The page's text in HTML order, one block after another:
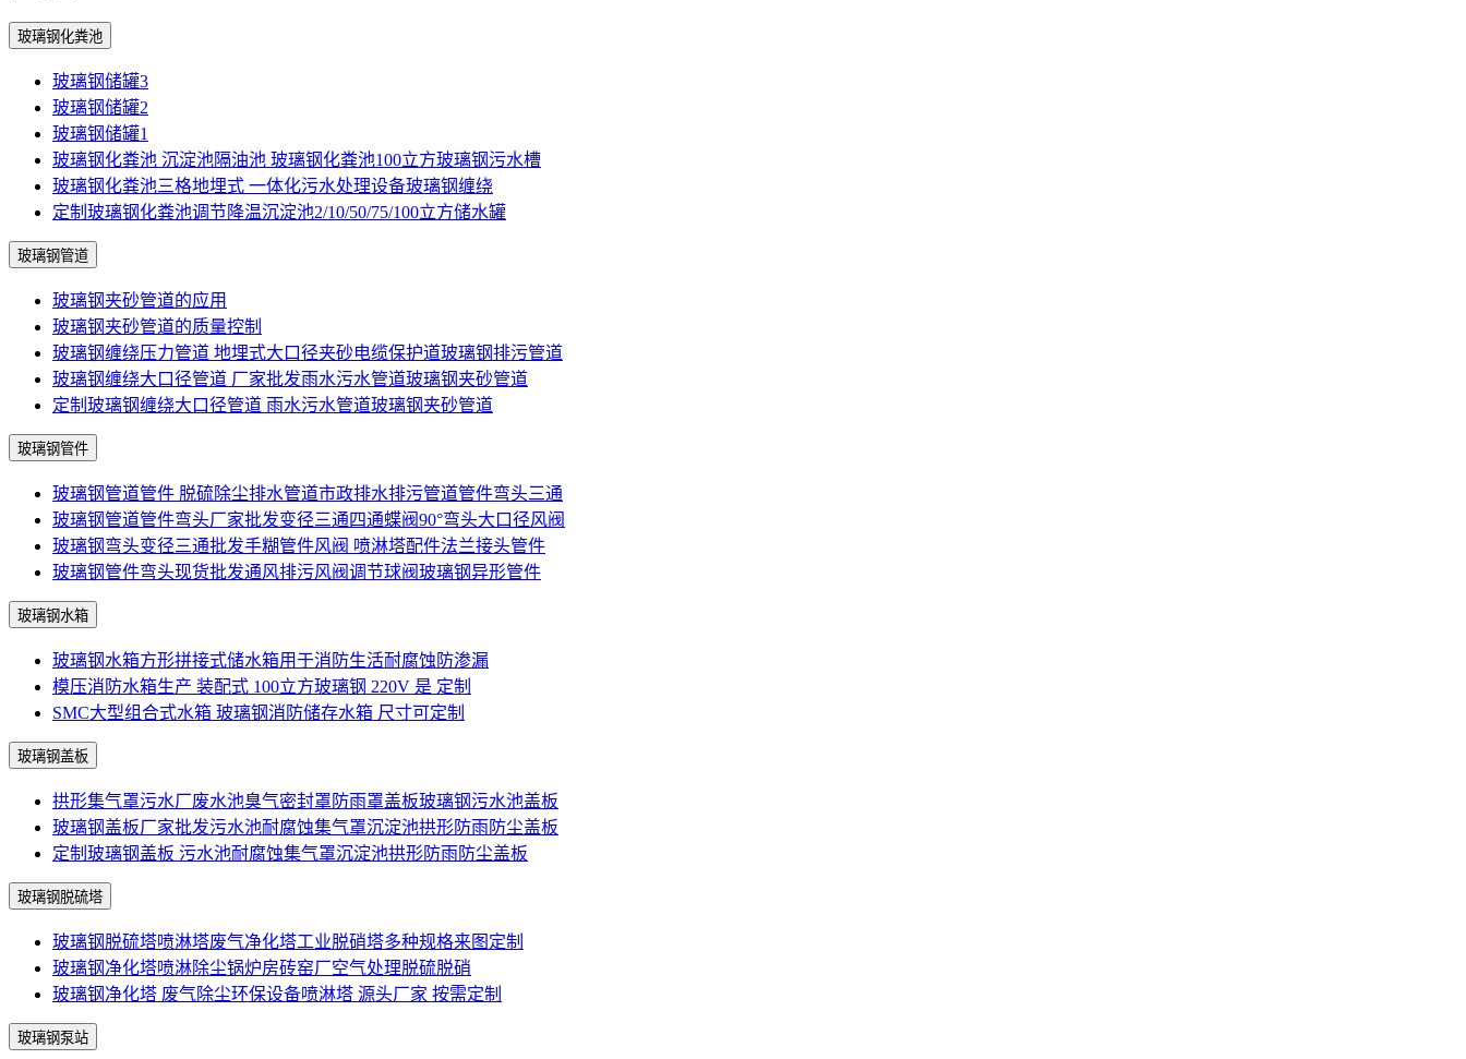
玻璃钢化粪池
玻璃钢储罐3
玻璃钢储罐2
玻璃钢储罐1
玻璃钢化粪池 沉淀池隔油池 玻璃钢化粪池100立方玻璃钢污水槽
玻璃钢化粪池三格地埋式 一体化污水处理设备玻璃钢缠绕
定制玻璃钢化粪池调节降温沉淀池2/10/50/75/100立方储水罐
玻璃钢管道
玻璃钢夹砂管道的应用
玻璃钢夹砂管道的质量控制
玻璃钢缠绕压力管道 地埋式大口径夹砂电缆保护道玻璃钢排污管道
玻璃钢缠绕大口径管道 厂家批发雨水污水管道玻璃钢夹砂管道
定制玻璃钢缠绕大口径管道 雨水污水管道玻璃钢夹砂管道
玻璃钢管件
玻璃钢管道管件 脱硫除尘排水管道市政排水排污管道管件弯头三通
玻璃钢管道管件弯头厂家批发变径三通四通蝶阀90°弯头大口径风阀
玻璃钢弯头变径三通批发手糊管件风阀 喷淋塔配件法兰接头管件
玻璃钢管件弯头现货批发通风排污风阀调节球阀玻璃钢异形管件
玻璃钢水箱
玻璃钢水箱方形拼接式储水箱用于消防生活耐腐蚀防渗漏
模压消防水箱生产 装配式 100立方玻璃钢 220V 是 定制
SMC大型组合式水箱 玻璃钢消防储存水箱 尺寸可定制
玻璃钢盖板
拱形集气罩污水厂废水池臭气密封罩防雨罩盖板玻璃钢污水池盖板
玻璃钢盖板厂家批发污水池耐腐蚀集气罩沉淀池拱形防雨防尘盖板
定制玻璃钢盖板 污水池耐腐蚀集气罩沉淀池拱形防雨防尘盖板
玻璃钢脱硫塔
玻璃钢脱硫塔喷淋塔废气净化塔工业脱硝塔多种规格来图定制
玻璃钢净化塔喷淋除尘锅炉房砖窑厂空气处理脱硫脱硝
玻璃钢净化塔 废气除尘环保设备喷淋塔 源头厂家 按需定制
玻璃钢泵站